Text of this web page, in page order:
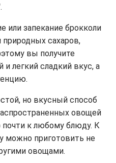
или запекание брокколи
сахаров,
вы получите
легкий сладкий вкус, а
но вкусный способ
овощей
почти к любому блюду. К
можно приготовить не
овощами.